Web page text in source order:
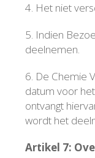
4. Het niet
5. Indien
deelnemen.
6. De Chemie
datum voor
ontvangt
wordt het
Artikel 7: